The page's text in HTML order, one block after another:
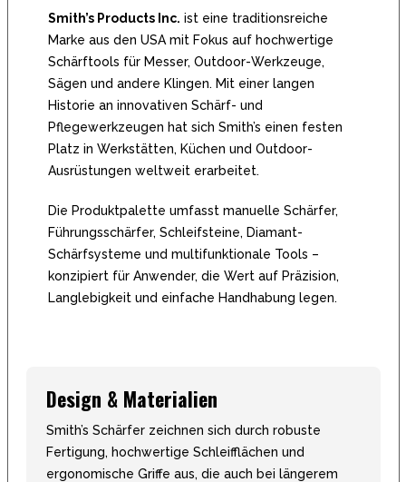
Smith’s Products Inc. ist eine traditionsreiche
Marke aus den USA mit Fokus auf hochwertige
Schärftools für Messer, Outdoor-Werkzeuge,
Sägen und andere Klingen. Mit einer langen
Historie an innovativen Schärf- und
Pflegewerkzeugen hat sich Smith’s einen festen
Platz in Werkstätten, Küchen und Outdoor-
Ausrüstungen weltweit erarbeitet.
Die Produktpalette umfasst manuelle Schärfer,
Führungsschärfer, Schleifsteine, Diamant-
Schärfsysteme und multifunktionale Tools –
konzipiert für Anwender, die Wert auf Präzision,
Langlebigkeit und einfache Handhabung legen.
Design & Materialien
Smith’s Schärfer zeichnen sich durch robuste
Fertigung, hochwertige Schleifflächen und
ergonomische Griffe aus, die auch bei längerem